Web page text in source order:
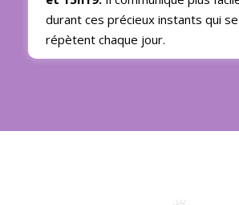
durant ces précieux instants qui se
répètent chaque jour.